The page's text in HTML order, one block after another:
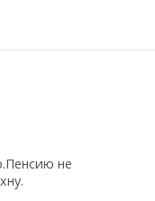
не